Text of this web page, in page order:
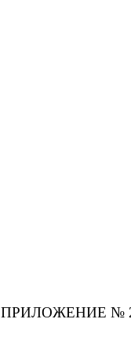
ПРИЛОЖЕНИЕ №